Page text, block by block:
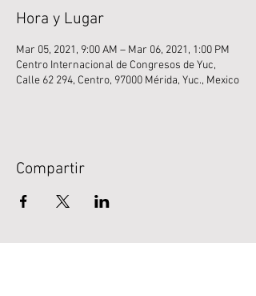
Hora y Lugar
Mar 05, 2021, 9:00 AM – Mar 06, 2021, 1:00 PM
Centro Internacional de Congresos de Yuc,
Calle 62 294, Centro, 97000 Mérida, Yuc., Mexico
Compartir